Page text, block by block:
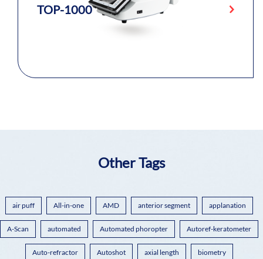
TOP-1000
Other Tags
air puff All-in-one AMD anterior segment applanation
A-Scan automated Automated phoropter Autoref-keratometer
Auto-refractor Autoshot axial length biometry